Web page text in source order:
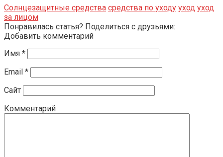
Солнцезащитные средства средства по уходу уход уход
за лицом
Понравилась статья? Поделиться с друзьями:
Добавить комментарий
Имя *
Email *
Сайт
Комментарий